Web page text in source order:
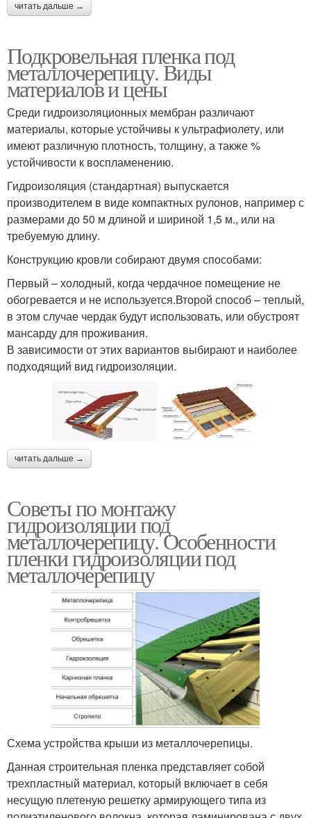
читать дальше →
Подкровельная пленка под
металлочерепицу. Виды
материалов и цены
Среди гидроизоляционных мембран различают
материалы, которые устойчивы к ультрафиолету, или
имеют различную плотность, толщину, а также %
устойчивости к воспламенению.
Гидроизоляция (стандартная) выпускается
производителем в виде компактных рулонов, например с
размерами до 50 м длиной и шириной 1,5 м., или на
требуемую длину.
Конструкцию кровли собирают двумя способами:
Первый – холодный, когда чердачное помещение не
обогревается и не используется.Второй способ – теплый,
в этом случае чердак будут использовать, или обустроят
мансарду для проживания.
В зависимости от этих вариантов выбирают и наиболее
подходящий вид гидроизоляции.
читать дальше →
Советы по монтажу
гидроизоляции под
металлочерепицу. Особенности
пленки гидроизоляции под
металлочерепицу
Схема устройства крыши из металлочерепицы.
Данная строительная пленка представляет собой
трехпластный материал, который включает в себя
несущую плетеную решетку армирующего типа из